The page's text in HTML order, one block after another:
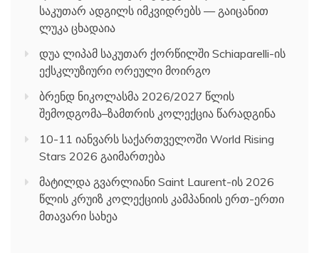
საკუთარ ადგილს იმკვიდრებს — გაიცანით
ლუკა ცხადაია
დუა ლიპამ საკუთარ ქორწილში Schiaparelli-ის
ექსკლუზიური ორეული მოირგო
ბრენდ ნიკოლასმა 2026/2027 წლის
შემოდგომა–ზამთრის კოლექცია წარადგინა
10-11 იანვარს საქართველოში World Rising
Stars 2026 გაიმართება
მატილდა გვარლიანი Saint Laurent-ის 2026
წლის კრუიზ კოლექციის კამპანიის ერთ-ერთი
მთავარი სახეა